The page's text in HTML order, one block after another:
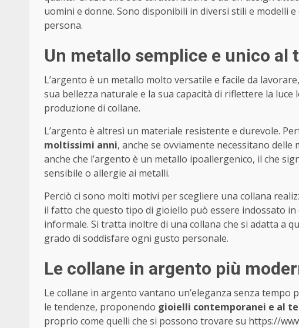
uomini e donne. Sono disponibili in diversi stili e modelli
persona.
Un metallo semplice e unico al
L’argento è un metallo molto versatile e facile da
sua bellezza naturale e la sua capacità di riflettere la
produzione di collane.
L’argento è altresì un materiale resistente e durevole.
moltissimi anni, anche se ovviamente necessitano delle
anche che l’argento è un metallo ipoallergenico, il che
sensibile o allergie ai metalli.
Perciò ci sono molti motivi per scegliere una collana
il fatto che questo tipo di gioiello può essere indossato
informale. Si tratta inoltre di una collana che si adatta a
grado di soddisfare ogni gusto personale.
Le collane in argento più
Le collane in argento vantano un’eleganza senza
le tendenze, proponendo gioielli contemporanei e al
proprio come quelli che si possono trovare su https://